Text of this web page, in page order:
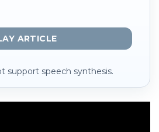
ARTICLE
support speech synthesis.